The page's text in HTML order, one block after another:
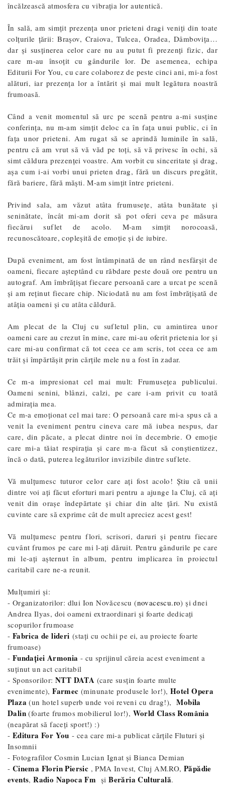
încălzească atmosfera cu vibrația lor autentică.
În sală, am simțit prezența unor prieteni dragi veniți din toate
colțurile țării: Brașov, Craiova, Tulcea, Oradea, Dâmbovița…
dar și susținerea celor care nu au putut fi prezenți fizic, dar
care m-au însoțit cu gândurile lor. De asemenea, echipa
Editurii For You, cu care colaborez de peste cinci ani, mi-a fost
alături, iar prezența lor a întărit și mai mult legătura noastră
frumoasă.
Când a venit momentul să urc pe scenă pentru a-mi susține
conferința, nu m-am simțit deloc ca în fața unui public, ci în
fața unor prieteni. Am rugat să se aprindă luminile în sală,
pentru că am vrut să vă văd pe toți, să vă privesc în ochi, să
simt căldura prezenței voastre. Am vorbit cu sinceritate și drag,
așa cum i-ai vorbi unui prieten drag, fără un discurs pregătit,
fără bariere, fără măști. M-am simțit între prieteni.
Privind sala, am văzut atâta frumusețe, atâta bunătate și
seninătate, încât mi-am dorit să pot oferi ceva pe măsura
fiecărui suflet de acolo. M-am simțit norocoasă,
recunoscătoare, copleșită de emoție și de iubire.
După eveniment, am fost întâmpinată de un rând nesfârșit de
oameni, fiecare așteptând cu răbdare peste două ore pentru un
autograf. Am îmbrățișat fiecare persoană care a urcat pe scenă
și am reținut fiecare chip. Niciodată nu am fost îmbrățișată de
atâția oameni și cu atâta căldură.
Am plecat de la Cluj cu sufletul plin, cu amintirea unor
oameni care au crezut în mine, care mi-au oferit prietenia lor și
care mi-au confirmat că tot ceea ce am scris, tot ceea ce am
trăit și împărtășit prin cărțile mele nu a fost în zadar.
Ce m-a impresionat cel mai mult: Frumusețea publicului.
Oameni senini, blânzi, calzi, pe care i-am privit cu toată
admirația mea.
Ce m-a emoționat cel mai tare: O persoană care mi-a spus că a
venit la eveniment pentru cineva care mă iubea nespus, dar
care, din păcate, a plecat dintre noi în decembrie. O emoție
care mi-a tăiat respirația și care m-a făcut să conștientizez,
încă o dată, puterea legăturilor invizibile dintre suflete.
Vă mulțumesc tuturor celor care ați fost acolo! Știu că unii
dintre voi ați făcut eforturi mari pentru a ajunge la Cluj, că ați
venit din orașe îndepărtate și chiar din alte țări. Nu există
cuvinte care să exprime cât de mult apreciez acest gest!
Vă mulțumesc pentru flori, scrisori, daruri și pentru fiecare
cuvânt frumos pe care mi l-ați dăruit. Pentru gândurile pe care
mi le-ați așternut în album, pentru implicarea în proiectul
caritabil care ne-a reunit.
Mulțumiri și:
- Organizatorilor: dlui Ion Novăcescu (novacescu.ro) și dnei
Andrea Ilyas, doi oameni extraordinari și foarte dedicați
scopurilor frumoase
- Fabrica de lideri (stați cu ochii pe ei, au proiecte foarte
frumoase)
- Fundației Armonia - cu sprijinul căreia acest eveniment a
suținut un act caritabil
- Sponsorilor: NTT DATA (care susțin foarte multe
evenimente),Farmec (minunate produsele lor!), Hotel Opera
Plaza (un hotel superb unde voi reveni cu drag!),Mobila
Dalin (foarte frumos mobilierul lor!), World Class România
(neapărat să faceți sport!) :)
- Editura For You - cea care mi-a publicat cărțile Fluturi și
Insomnii
- Fotografilor Cosmin Lucian Ignat și Bianca Demian
- Cinema Florin Piersic , PMA Invest, Cluj AM.RO,Păpădie
events,Radio Napoca Fm șiBerăria Culturală.